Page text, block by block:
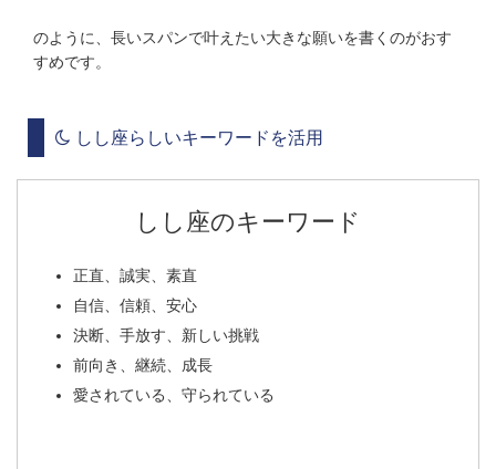
のように、長いスパンで叶えたい大きな願いを書くのがおす
すめです。
しし座らしいキーワードを活用
しし座のキーワード
正直、誠実、素直
自信、信頼、安心
決断、手放す、新しい挑戦
前向き、継続、成長
愛されている、守られている